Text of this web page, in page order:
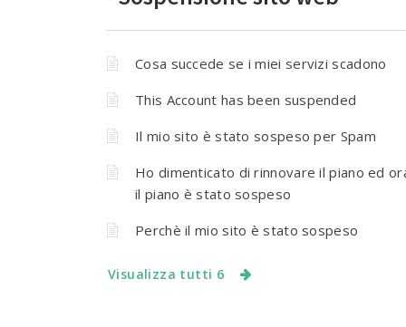
Cosa succede se i miei servizi scadono
This Account has been suspended
Il mio sito è stato sospeso per Spam
Ho dimenticato di rinnovare il piano ed
il piano è stato sospeso
Perchè il mio sito è stato sospeso
Visualizza tutti 6